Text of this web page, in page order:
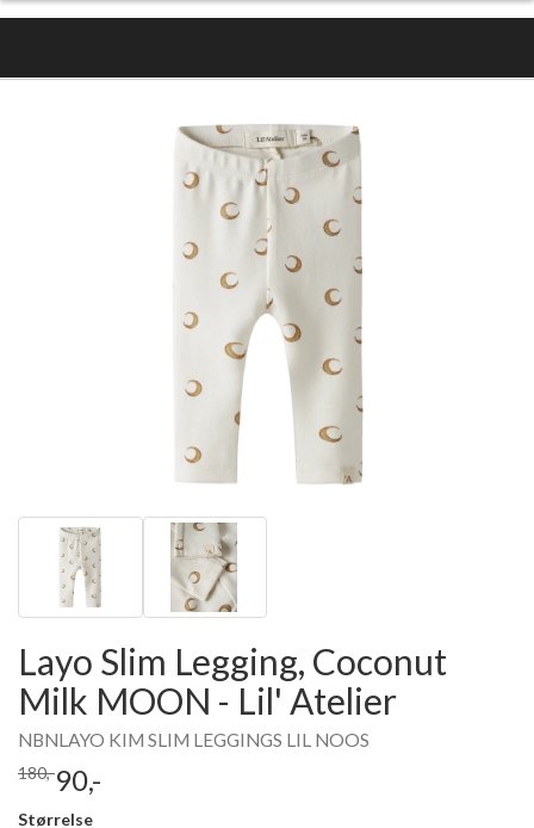
Layo Slim Legging, Coconut
Milk MOON - Lil' Atelier
NBNLAYO KIM SLIM LEGGINGS LIL NOOS
180,-90,-
Størrelse